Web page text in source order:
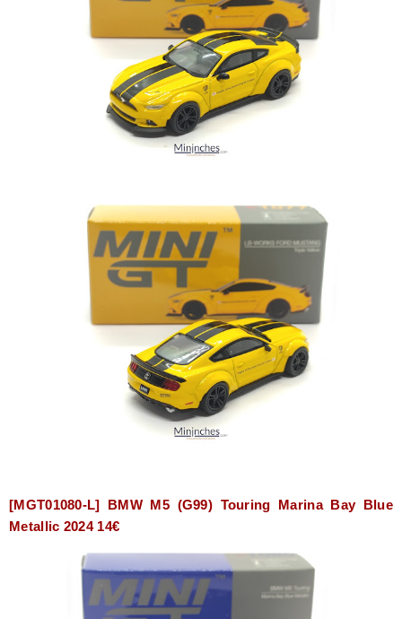
[MGT01080-L] BMW M5 (G99) Touring Marina Bay Blue
Metallic 2024 14€